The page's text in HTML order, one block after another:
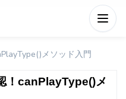
メソッド入門
！canPlayType()メ